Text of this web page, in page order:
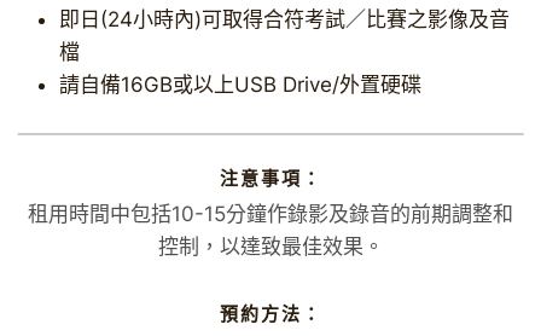
即日(24小時內)可取得合符考試／比賽之影像及音
檔
請自備16GB或以上USB Drive/外置硬碟
注意事項：
​租用時間中包括10-15分鐘作錄影及錄音的前期調整和
控制，以達致最佳效果。
預約方法：